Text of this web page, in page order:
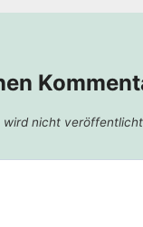
wird nicht